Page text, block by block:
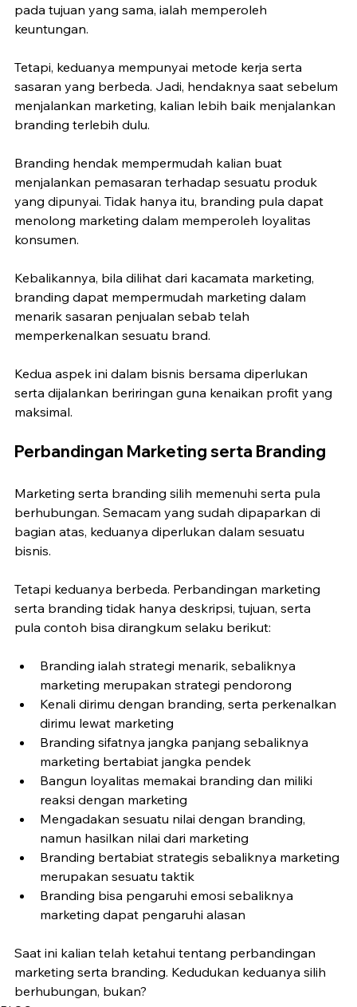
pada tujuan yang sama, ialah memperoleh
keuntungan.
Tetapi, keduanya mempunyai metode kerja serta
sasaran yang berbeda. Jadi, hendaknya saat sebelum
menjalankan marketing, kalian lebih baik menjalankan
branding terlebih dulu.
Branding hendak mempermudah kalian buat
menjalankan pemasaran terhadap sesuatu produk
yang dipunyai. Tidak hanya itu, branding pula dapat
menolong marketing dalam memperoleh loyalitas
konsumen.
Kebalikannya, bila dilihat dari kacamata marketing,
branding dapat mempermudah marketing dalam
menarik sasaran penjualan sebab telah
memperkenalkan sesuatu brand.
Kedua aspek ini dalam bisnis bersama diperlukan
serta dijalankan beriringan guna kenaikan profit yang
maksimal.
Perbandingan Marketing serta Branding
Marketing serta branding silih memenuhi serta pula
berhubungan. Semacam yang sudah dipaparkan di
bagian atas, keduanya diperlukan dalam sesuatu
bisnis.
Tetapi keduanya berbeda. Perbandingan marketing
serta branding tidak hanya deskripsi, tujuan, serta
pula contoh bisa dirangkum selaku berikut:
Branding ialah strategi menarik, sebaliknya
marketing merupakan strategi pendorong
Kenali dirimu dengan branding, serta perkenalkan
dirimu lewat marketing
Branding sifatnya jangka panjang sebaliknya
marketing bertabiat jangka pendek
Bangun loyalitas memakai branding dan miliki
reaksi dengan marketing
Mengadakan sesuatu nilai dengan branding,
namun hasilkan nilai dari marketing
Branding bertabiat strategis sebaliknya marketing
merupakan sesuatu taktik
Branding bisa pengaruhi emosi sebaliknya
marketing dapat pengaruhi alasan
Saat ini kalian telah ketahui tentang perbandingan
marketing serta branding. Kedudukan keduanya silih
berhubungan, bukan?